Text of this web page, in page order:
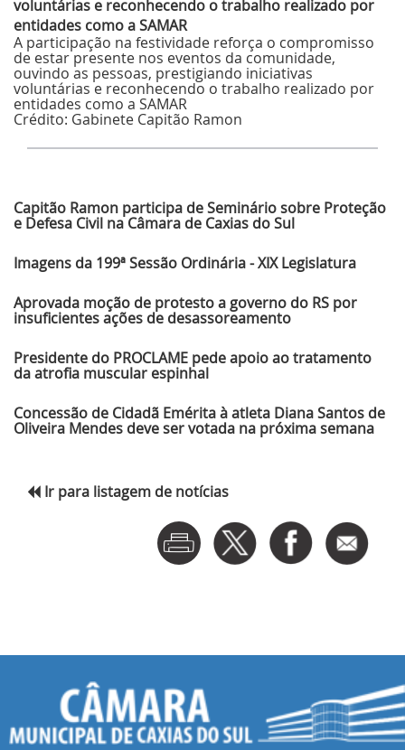
A participação na festividade reforça o compromisso
de estar presente nos eventos da comunidade,
ouvindo as pessoas, prestigiando iniciativas
voluntárias e reconhecendo o trabalho realizado por
entidades como a SAMAR
Crédito: Gabinete Capitão Ramon
Capitão Ramon participa de Seminário sobre Proteção
e Defesa Civil na Câmara de Caxias do Sul
Imagens da 199ª Sessão Ordinária - XIX Legislatura
Aprovada moção de protesto a governo do RS por
insuficientes ações de desassoreamento
Presidente do PROCLAME pede apoio ao tratamento
da atrofia muscular espinhal
Concessão de Cidadã Emérita à atleta Diana Santos de
Oliveira Mendes deve ser votada na próxima semana
Ir para listagem de notícias